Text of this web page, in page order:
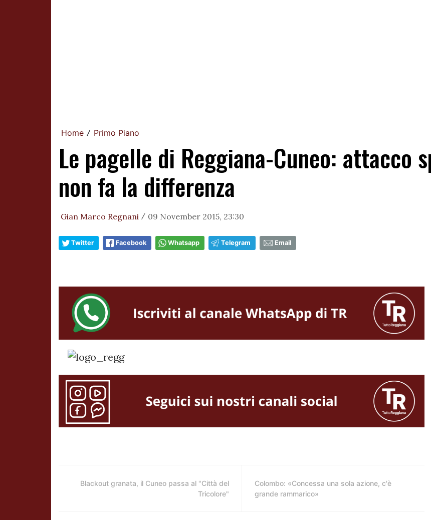
Home / Primo Piano
Le pagelle di Reggiana-Cuneo: attacco
non fa la differenza
Gian Marco Regnani / 09 November 2015, 23:30
Twitter Facebook Whatsapp Telegram Email
Blackout granata, il Cuneo passa al "Città del
Tricolore"
Colombo: «Concessa una sola azione, c'è
grande rammarico»